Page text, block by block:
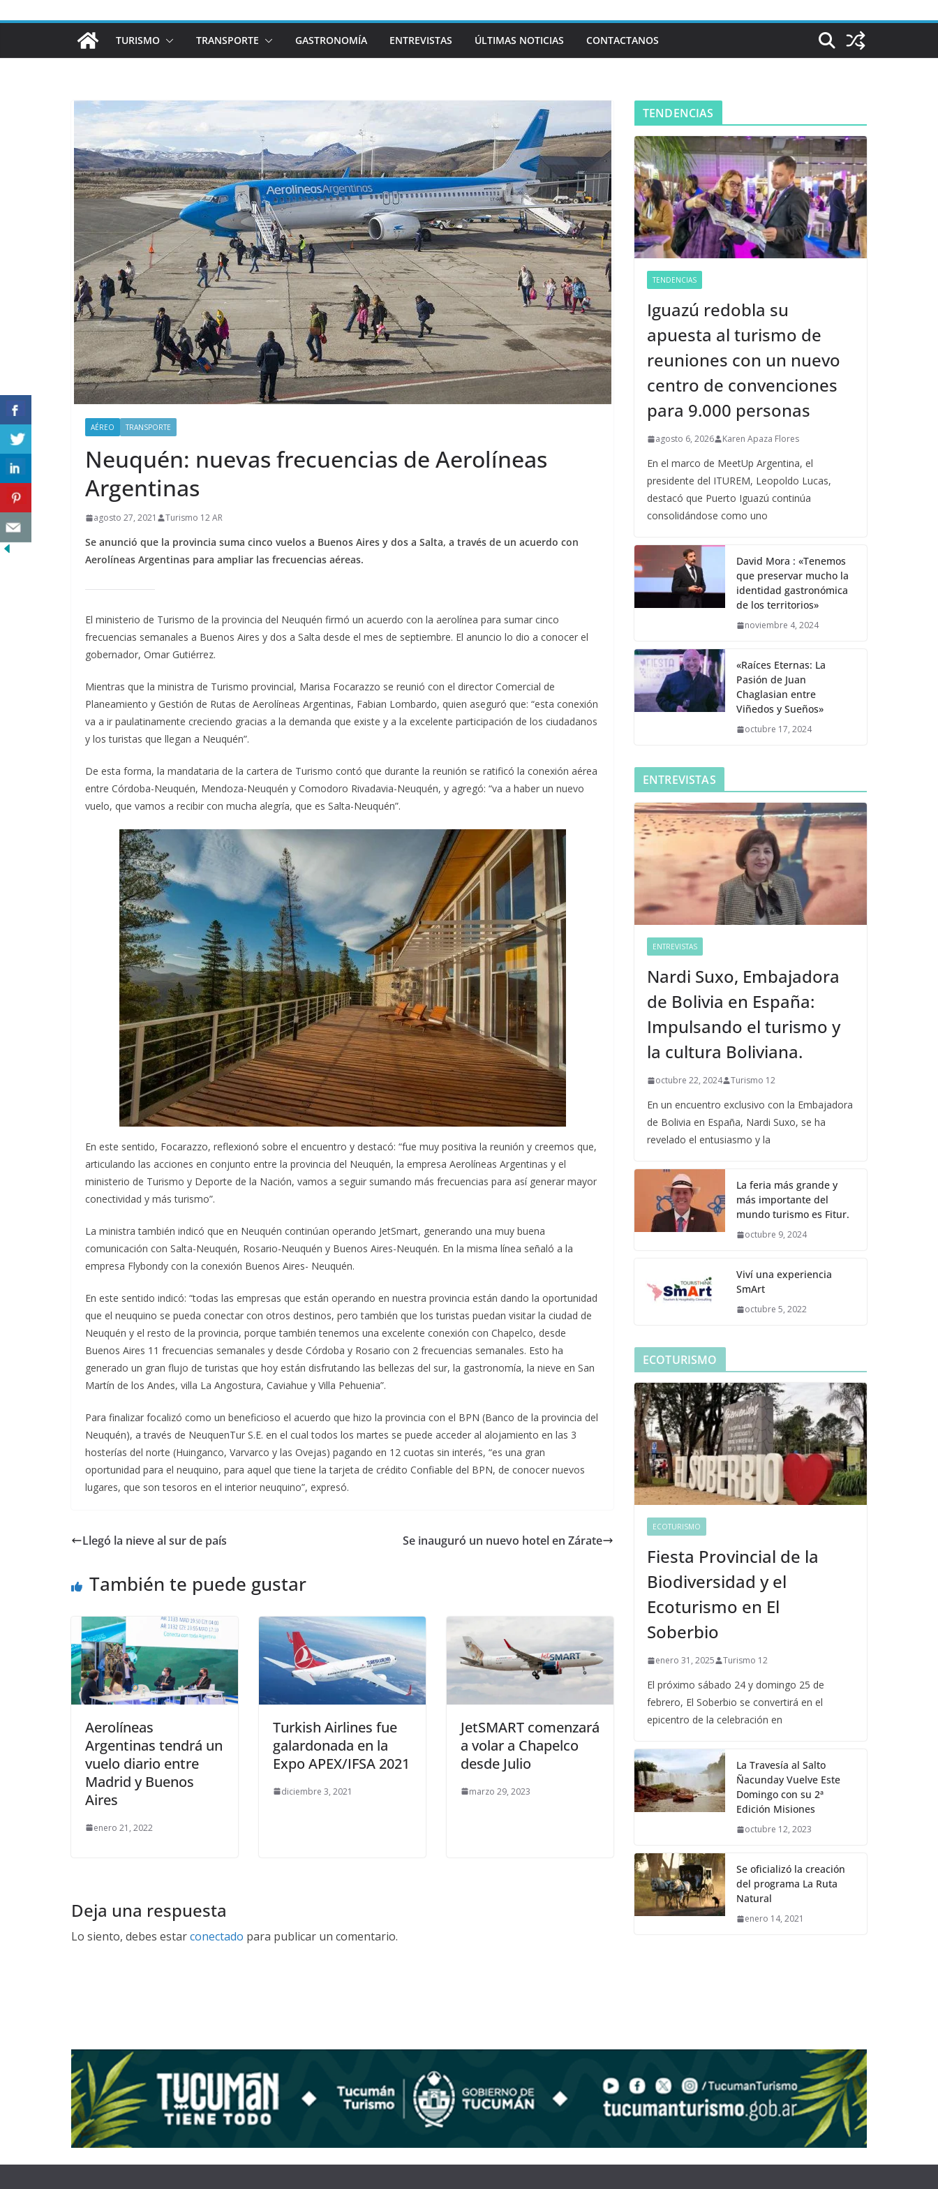
TURISMO TRANSPORTE GASTRONOMÍA ENTREVISTAS ÚLTIMAS NOTICIAS CONTACTANOS
AÉREO TRANSPORTE
Neuquén: nuevas frecuencias de Aerolíneas
Argentinas
agosto 27, 2021 Turismo 12 AR
Se anunció que la provincia suma cinco vuelos a Buenos Aires y dos a Salta, a través de un acuerdo con
Aerolíneas Argentinas para ampliar las frecuencias aéreas.
El ministerio de Turismo de la provincia del Neuquén firmó un acuerdo con la aerolínea para sumar cinco
frecuencias semanales a Buenos Aires y dos a Salta desde el mes de septiembre. El anuncio lo dio a conocer el
gobernador, Omar Gutiérrez.
Mientras que la ministra de Turismo provincial, Marisa Focarazzo se reunió con el director Comercial de
Planeamiento y Gestión de Rutas de Aerolíneas Argentinas, Fabian Lombardo, quien aseguró que: “esta conexión
va a ir paulatinamente creciendo gracias a la demanda que existe y a la excelente participación de los ciudadanos
y los turistas que llegan a Neuquén”.
De esta forma, la mandataria de la cartera de Turismo contó que durante la reunión se ratificó la conexión aérea
entre Córdoba-Neuquén, Mendoza-Neuquén y Comodoro Rivadavia-Neuquén, y agregó: “va a haber un nuevo
vuelo, que vamos a recibir con mucha alegría, que es Salta-Neuquén”.
En este sentido, Focarazzo, reflexionó sobre el encuentro y destacó: “fue muy positiva la reunión y creemos que,
articulando las acciones en conjunto entre la provincia del Neuquén, la empresa Aerolíneas Argentinas y el
ministerio de Turismo y Deporte de la Nación, vamos a seguir sumando más frecuencias para así generar mayor
conectividad y más turismo”.
La ministra también indicó que en Neuquén continúan operando JetSmart, generando una muy buena
comunicación con Salta-Neuquén, Rosario-Neuquén y Buenos Aires-Neuquén. En la misma línea señaló a la
empresa Flybondy con la conexión Buenos Aires- Neuquén.
En este sentido indicó: “todas las empresas que están operando en nuestra provincia están dando la oportunidad
que el neuquino se pueda conectar con otros destinos, pero también que los turistas puedan visitar la ciudad de
Neuquén y el resto de la provincia, porque también tenemos una excelente conexión con Chapelco, desde
Buenos Aires 11 frecuencias semanales y desde Córdoba y Rosario con 2 frecuencias semanales. Esto ha
generado un gran flujo de turistas que hoy están disfrutando las bellezas del sur, la gastronomía, la nieve en San
Martín de los Andes, villa La Angostura, Caviahue y Villa Pehuenia”.
Para finalizar focalizó como un beneficioso el acuerdo que hizo la provincia con el BPN (Banco de la provincia del
Neuquén), a través de NeuquenTur S.E. en el cual todos los martes se puede acceder al alojamiento en las 3
hosterías del norte (Huinganco, Varvarco y las Ovejas) pagando en 12 cuotas sin interés, “es una gran
oportunidad para el neuquino, para aquel que tiene la tarjeta de crédito Confiable del BPN, de conocer nuevos
lugares, que son tesoros en el interior neuquino”, expresó.
Llegó la nieve al sur de país Se inauguró un nuevo hotel en Zárate
También te puede gustar
Aerolíneas
Argentinas tendrá un
vuelo diario entre
Madrid y Buenos
Aires
enero 21, 2022
Turkish Airlines fue
galardonada en la
Expo APEX/IFSA 2021
diciembre 3, 2021
JetSMART comenzará
a volar a Chapelco
desde Julio
marzo 29, 2023
Deja una respuesta
Lo siento, debes estarconectado para publicar un comentario.
TENDENCIAS
TENDENCIAS
Iguazú redobla su
apuesta al turismo de
reuniones con un nuevo
centro de convenciones
para 9.000 personas
agosto 6, 2026 Karen Apaza Flores
En el marco de MeetUp Argentina, el
presidente del ITUREM, Leopoldo Lucas,
destacó que Puerto Iguazú continúa
consolidándose como uno
David Mora : «Tenemos
que preservar mucho la
identidad gastronómica
de los territorios»
noviembre 4, 2024
«Raíces Eternas: La
Pasión de Juan
Chaglasian entre
Viñedos y Sueños»
octubre 17, 2024
ENTREVISTAS
ENTREVISTAS
Nardi Suxo, Embajadora
de Bolivia en España:
Impulsando el turismo y
la cultura Boliviana.
octubre 22, 2024 Turismo 12
En un encuentro exclusivo con la Embajadora
de Bolivia en España, Nardi Suxo, se ha
revelado el entusiasmo y la
La feria más grande y
más importante del
mundo turismo es Fitur.
octubre 9, 2024
Viví una experiencia
SmArt
octubre 5, 2022
ECOTURISMO
ECOTURISMO
Fiesta Provincial de la
Biodiversidad y el
Ecoturismo en El
Soberbio
enero 31, 2025 Turismo 12
El próximo sábado 24 y domingo 25 de
febrero, El Soberbio se convertirá en el
epicentro de la celebración en
La Travesía al Salto
Ñacunday Vuelve Este
Domingo con su 2ª
Edición Misiones
octubre 12, 2023
Se oficializó la creación
del programa La Ruta
Natural
enero 14, 2021